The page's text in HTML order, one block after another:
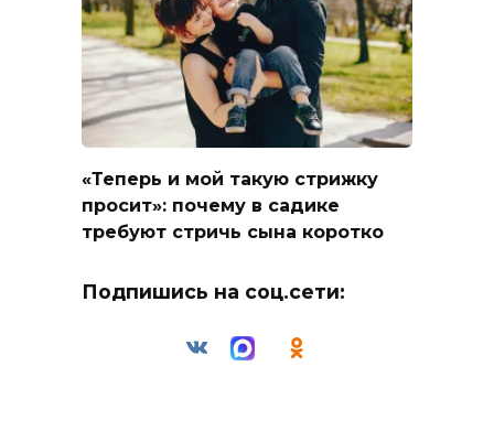
«Теперь и мой такую стрижку
просит»: почему в садике
требуют стричь сына коротко
Подпишись на соц.сети: